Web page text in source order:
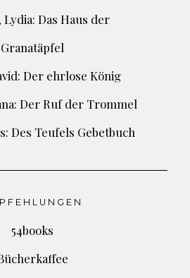
Das Haus der
Granatäpfel
Der ehrlose König
Der Ruf der Trommel
Des Teufels Gebetbuch
54books